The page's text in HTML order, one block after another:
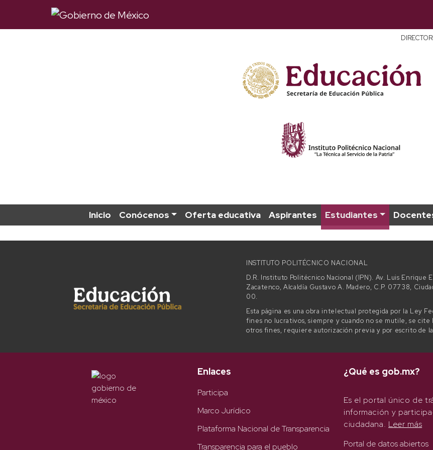
Inicio Conócenos Oferta educativa Aspirantes Estudiantes
INSTITUTO POLITÉCNICO NACIONAL
D.R. Instituto Politécnico Nacional (IPN). Av. Luis Enrique
Zacatenco, Alcaldía Gustavo A. Madero, C.P. 07738,
00.
Esta página es una obra intelectual protegida por la Ley
fines no lucrativos, siempre y cuando no se mutile, se
otros fines, requiere autorización previa y por escrito de
Enlaces
Participa
Marco Jurídico
Plataforma Nacional de Transparencia
Transparencia para el pueblo
¿Qué es gob.mx?
Es el portal único de
información y
ciudadana. Leer más
Portal de datos abiertos